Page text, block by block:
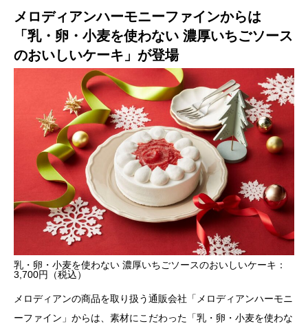
メロディアンハーモニーファインからは
「乳・卵・小麦を使わない 濃厚いちごソース
のおいしいケーキ」が登場
乳・卵・小麦を使わない 濃厚いちごソースのおいしいケーキ：
3,700円（税込）
メロディアンの商品を取り扱う通販会社「メロディアンハーモニ
ーファイン」からは、素材にこだわった「乳・卵・小麦を使わな